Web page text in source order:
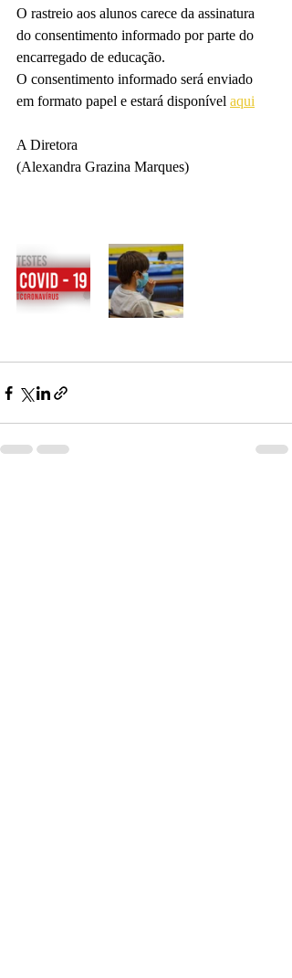
O rastreio aos alunos carece da assinatura
do consentimento informado por parte do
encarregado de educação.
O consentimento informado será enviado
em formato papel e estará disponível aqui
A Diretora
(Alexandra Grazina Marques)